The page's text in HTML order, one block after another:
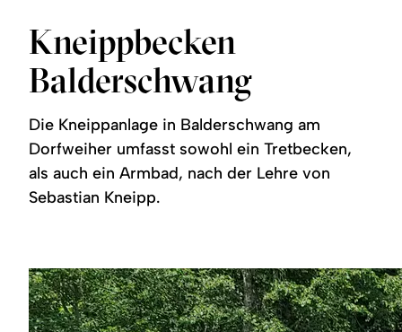
Urlaub
buchen
Sommer
Winter
Service
Kneippbecken
Balderschwang
Die Kneippanlage in Balderschwang am
Dorfweiher umfasst sowohl ein Tretbecken,
als auch ein Armbad, nach der Lehre von
Sebastian Kneipp.